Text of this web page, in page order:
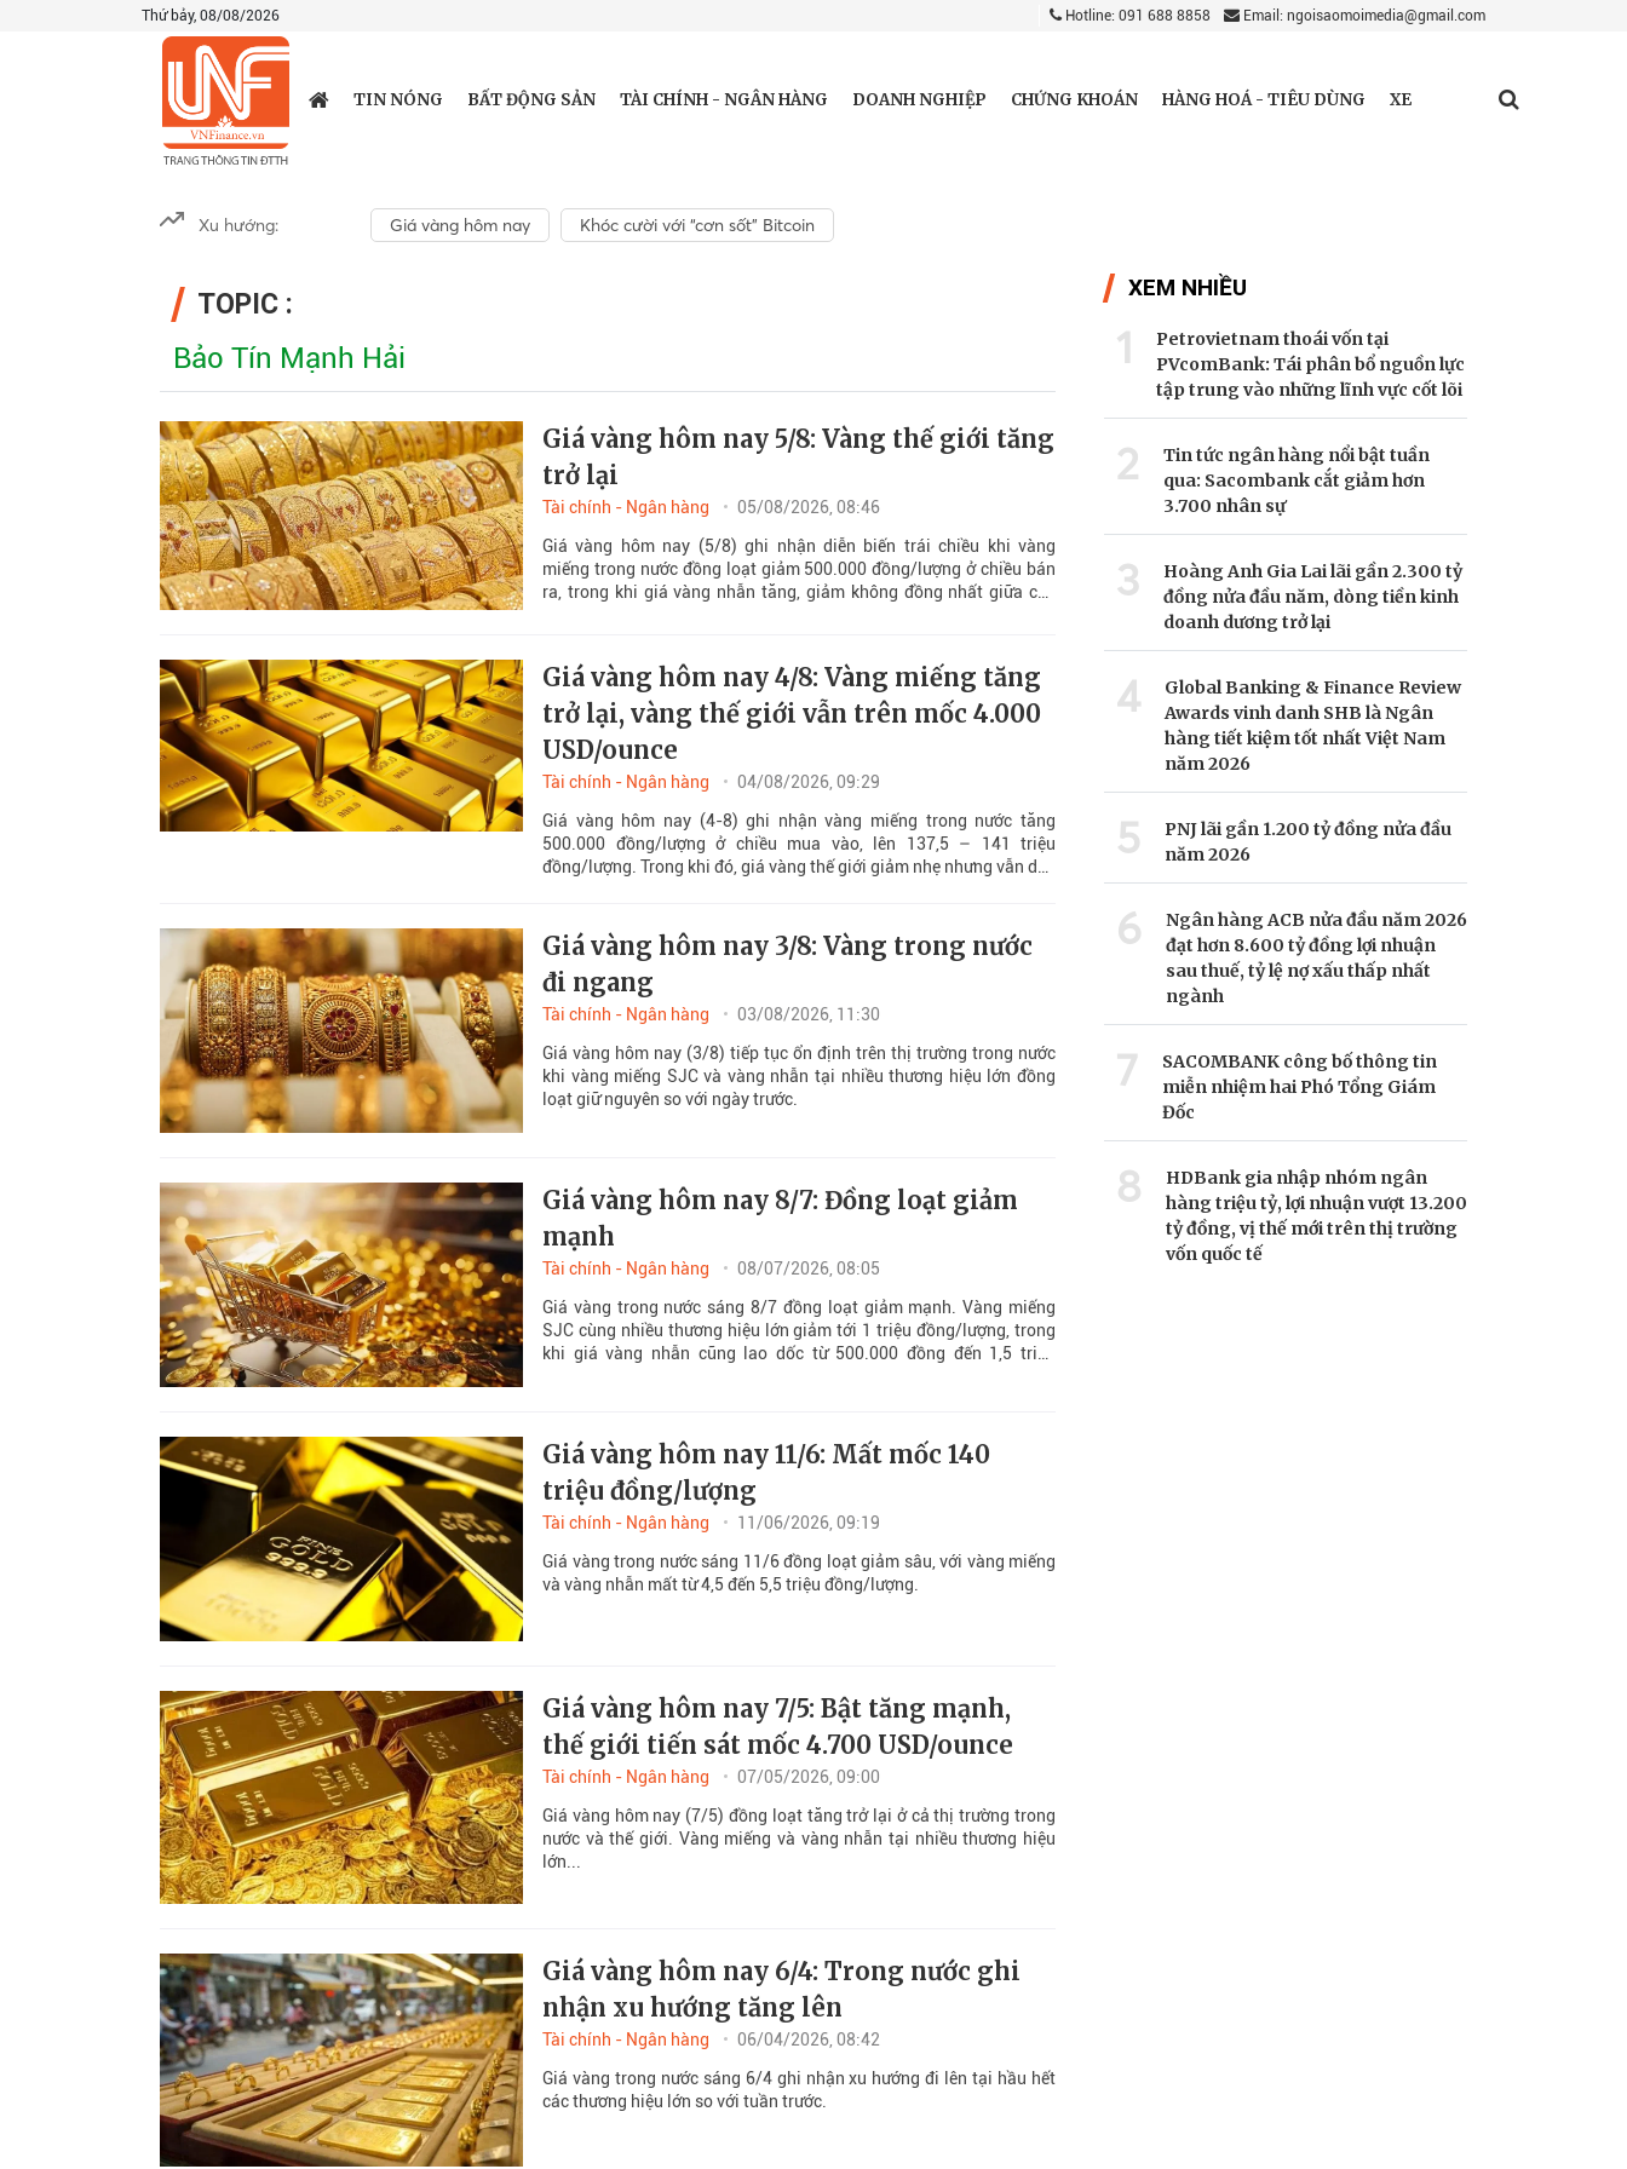
Thứ bảy, 08/08/2026 Hotline: 091 688 8858 Email: ngoisaomoimedia@gmail.com
TIN NÓNG BẤT ĐỘNG SẢN TÀI CHÍNH - NGÂN HÀNG DOANH NGHIỆP CHỨNG KHOÁN HÀNG HOÁ - TIÊU DÙNG XE
Xu hướng: Giá vàng hôm nay Khóc cười với “cơn sốt” Bitcoin
TOPIC :
Bảo Tín Mạnh Hải
Giá vàng hôm nay 5/8: Vàng thế giới tăng
trở lại
Tài chính - Ngân hàng
05/08/2026, 08:46
Giá vàng hôm nay (5/8) ghi nhận diễn biến trái chiều khi vàng
miếng trong nước đồng loạt giảm 500.000 đồng/lượng ở chiều bán
ra, trong khi giá vàng nhẫn tăng, giảm không đồng nhất giữa các
Giá vàng hôm nay 4/8: Vàng miếng tăng
trở lại, vàng thế giới vẫn trên mốc 4.000
USD/ounce
Tài chính - Ngân hàng
04/08/2026, 09:29
Giá vàng hôm nay (4-8) ghi nhận vàng miếng trong nước tăng
500.000 đồng/lượng ở chiều mua vào, lên 137,5 – 141 triệu
đồng/lượng. Trong khi đó, giá vàng thế giới giảm nhẹ nhưng vẫn duy
Giá vàng hôm nay 3/8: Vàng trong nước
đi ngang
Tài chính - Ngân hàng
03/08/2026, 11:30
Giá vàng hôm nay (3/8) tiếp tục ổn định trên thị trường trong nước
khi vàng miếng SJC và vàng nhẫn tại nhiều thương hiệu lớn đồng
loạt giữ nguyên so với ngày trước.
Giá vàng hôm nay 8/7: Đồng loạt giảm
mạnh
Tài chính - Ngân hàng
08/07/2026, 08:05
Giá vàng trong nước sáng 8/7 đồng loạt giảm mạnh. Vàng miếng
SJC cùng nhiều thương hiệu lớn giảm tới 1 triệu đồng/lượng, trong
khi giá vàng nhẫn cũng lao dốc từ 500.000 đồng đến 1,5 triệu
Giá vàng hôm nay 11/6: Mất mốc 140
triệu đồng/lượng
Tài chính - Ngân hàng
11/06/2026, 09:19
Giá vàng trong nước sáng 11/6 đồng loạt giảm sâu, với vàng miếng
và vàng nhẫn mất từ 4,5 đến 5,5 triệu đồng/lượng.
Giá vàng hôm nay 7/5: Bật tăng mạnh,
thế giới tiến sát mốc 4.700 USD/ounce
Tài chính - Ngân hàng
07/05/2026, 09:00
Giá vàng hôm nay (7/5) đồng loạt tăng trở lại ở cả thị trường trong
nước và thế giới. Vàng miếng và vàng nhẫn tại nhiều thương hiệu
lớn...
Giá vàng hôm nay 6/4: Trong nước ghi
nhận xu hướng tăng lên
Tài chính - Ngân hàng
06/04/2026, 08:42
Giá vàng trong nước sáng 6/4 ghi nhận xu hướng đi lên tại hầu hết
các thương hiệu lớn so với tuần trước.
XEM NHIỀU
1
Petrovietnam thoái vốn tại
PVcomBank: Tái phân bổ nguồn lực
tập trung vào những lĩnh vực cốt lõi
2
Tin tức ngân hàng nổi bật tuần
qua: Sacombank cắt giảm hơn
3.700 nhân sự
3
Hoàng Anh Gia Lai lãi gần 2.300 tỷ
đồng nửa đầu năm, dòng tiền kinh
doanh dương trở lại
4
Global Banking & Finance Review
Awards vinh danh SHB là Ngân
hàng tiết kiệm tốt nhất Việt Nam
năm 2026
5
PNJ lãi gần 1.200 tỷ đồng nửa đầu
năm 2026
6
Ngân hàng ACB nửa đầu năm 2026
đạt hơn 8.600 tỷ đồng lợi nhuận
sau thuế, tỷ lệ nợ xấu thấp nhất
ngành
7
SACOMBANK công bố thông tin
miễn nhiệm hai Phó Tổng Giám
Đốc
8
HDBank gia nhập nhóm ngân
hàng triệu tỷ, lợi nhuận vượt 13.200
tỷ đồng, vị thế mới trên thị trường
vốn quốc tế